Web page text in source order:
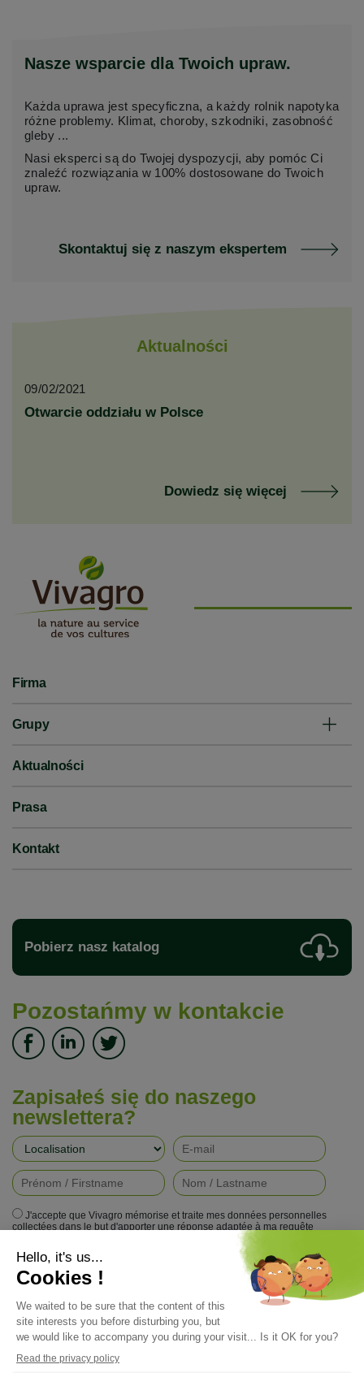
Nasze wsparcie dla Twoich upraw.
Każda uprawa jest specyficzna, a każdy rolnik napotyka
różne problemy. Klimat, choroby, szkodniki, zasobność
gleby ...
Nasi eksperci są do Twojej dyspozycji, aby pomóc Ci
znaleźć rozwiązania w 100% dostosowane do Twoich
upraw.
Skontaktuj się z naszym ekspertem
Aktualności
09/02/2021
Otwarcie oddziału w Polsce
Dowiedz się więcej
Firma
Grupy
Aktualności
Prasa
Kontakt
Pobierz nasz katalog
Pozostańmy w kontakcie
Zapisałeś się do naszego
newslettera?
J'accepte que Vivagro mémorise et traite mes données personnelles
collectées dans le but d'apporter une réponse adaptée à ma requête
conformément à la politique de protection de la vie privée de Vivagro.
I agree that Vivagro stores and processes my personal data collected in
order to provide an appropriate response to my request in accordance with
Vivagro's privacy policy.